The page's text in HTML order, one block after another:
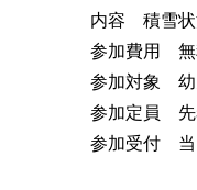
内容 積雪状
参加費用
参加対象 幼
参加定員 先
参加受付 当